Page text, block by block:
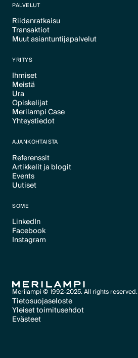
PALVELUT
Riidanratkaisu
Text Link
Transaktiot
Text Link
Muut asiantuntijapalvelut
YRITYS
Ihmiset
Text Link
Meistä
Text Link
Ura
Text Link
Opiskelijat
Text Link
Merilampi Case
Text Link
Yhteystiedot
AJANKOHTAISTA
Referenssit
Text Link
Artikkelit ja blogit
Text Link
Events
Text Link
Uutiset
SOME
LinkedIn
Text Link
Facebook
Text Link
Instagram
Merilampi © 1992-2025. All rights reserved.
Tietosuojaseloste
Text Link
Yleiset toimitusehdot
Text Link
Evästeet